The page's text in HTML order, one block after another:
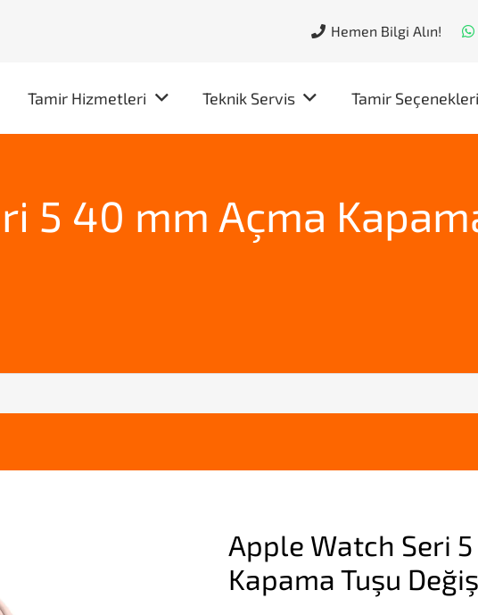
Hemen Bilgi Alın!
Tamir Hizmetleri Teknik Servis Tamir Seçenekleri
5 40 mm Açma
Apple Watch Seri
Kapama Tuşu